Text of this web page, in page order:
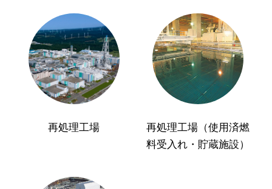
再処理工場
再処理工場（使用済燃
料受入れ・貯蔵施設）